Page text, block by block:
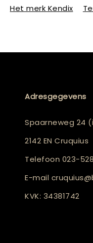
Het merk Kendix
Adresgegevens
Spaarneweg 24
2142 EN Cruquius
Telefoon 023-
E-mail
KVK: 34381742